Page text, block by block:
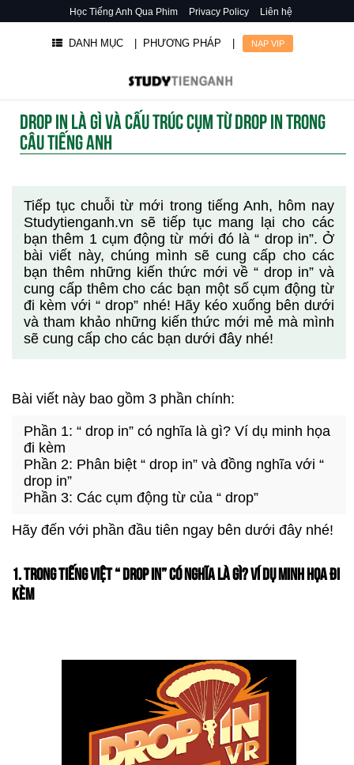
Học Tiếng Anh Qua Phim Privacy Policy Liên hệ
DANH MỤC | PHƯƠNG PHÁP NẠP VIP
DROP IN LÀ GÌ VÀ CẤU TRÚC CỤM TỪ DROP IN TRONG
CÂU TIẾNG ANH
Tiếp tục chuỗi từ mới trong tiếng Anh, hôm nay
Studytienganh.vn sẽ tiếp tục mang lại cho các
bạn thêm 1 cụm động từ mới đó là “ drop in”. Ở
bài viết này, chúng mình sẽ cung cấp cho các
bạn thêm những kiến thức mới về “ drop in” và
cung cấp thêm cho các bạn một số cụm động từ
đi kèm với “ drop” nhé! Hãy kéo xuống bên dưới
và tham khảo những kiến thức mới mẻ mà mình
sẽ cung cấp cho các bạn dưới đây nhé!
Bài viết này bao gồm 3 phần chính:
Phần 1: “ drop in” có nghĩa là gì? Ví dụ minh họa
đi kèm
Phần 2: Phân biệt “ drop in” và đồng nghĩa với “
drop in”
Phần 3: Các cụm động từ của “ drop”
Hãy đến với phần đầu tiên ngay bên dưới đây nhé!
1. TRONG TIẾNG VIỆT “ DROP IN” CÓ NGHĨA LÀ GÌ? VÍ DỤ MINH HỌA ĐI
KÈM